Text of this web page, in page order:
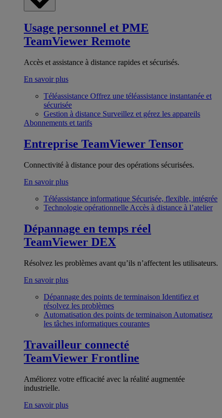
Usage personnel et PME
TeamViewer Remote
Accès et assistance à distance rapides et sécurisés.
En savoir plus
Téléassistance Offrez une téléassistance instantanée et
sécurisée
Gestion à distance Surveillez et gérez les appareils
Abonnements et tarifs
Entreprise TeamViewer Tensor
Connectivité à distance pour des opérations sécurisées.
En savoir plus
Téléassistance informatique Sécurisée, flexible, intégrée
Technologie opérationnelle Accès à distance à l’atelier
Dépannage en temps réel
TeamViewer DEX
Résolvez les problèmes avant qu’ils n’affectent les utilisateurs.
En savoir plus
Dépannage des points de terminaison Identifiez et
résolvez les problèmes
Automatisation des points de terminaison Automatisez
les tâches informatiques courantes
Travailleur connecté
TeamViewer Frontline
Améliorez votre efficacité avec la réalité augmentée
industrielle.
En savoir plus